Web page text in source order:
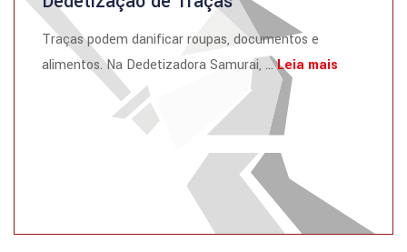
Traças podem danificar roupas, documentos e
alimentos. Na Dedetizadora Samurai, ...Leia mais